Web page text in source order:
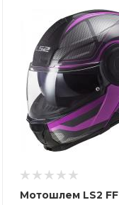
Мотошлем LS2